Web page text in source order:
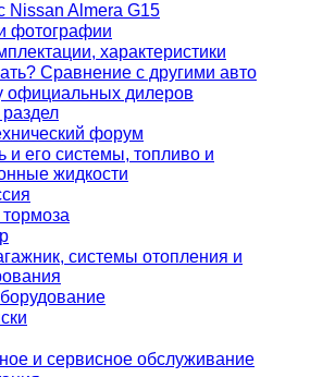
Nissan Almera G15
фотографии
характеристики
Сравнение с другими авто
официальных дилеров
форум
и его системы, топливо и
жидкости
системы отопления и
и сервисное обслуживание